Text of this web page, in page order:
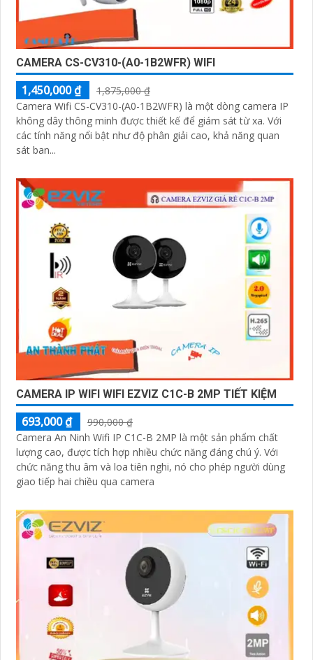
CAMERA CS-CV310-(A0-1B2WFR) WIFI
1,450,000 ₫
1,875,000 ₫
Camera Wifi CS-CV310-(A0-1B2WFR) là một dòng camera IP
không dây thông minh được thiết kế để giám sát từ xa. Với
các tính năng nổi bật như độ phân giải cao, khả năng quan
sát ban...
CAMERA IP WIFI WIFI EZVIZ C1C-B 2MP TIẾT KIỆM
693,000 ₫
990,000 ₫
Camera An Ninh Wifi IP C1C-B 2MP là một sản phẩm chất
lượng cao, được tích hợp nhiều chức năng đáng chú ý. Với
chức năng thu âm và loa tiên nghi, nó cho phép người dùng
giao tiếp hai chiều qua camera